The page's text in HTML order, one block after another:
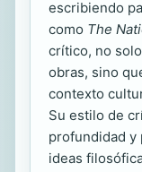
escribiendo
como The
crítico, no
obras, sino
contexto
Su estilo de
profundidad y
ideas